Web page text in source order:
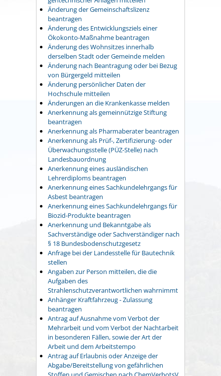
Änderung der Gemeinschaftslizenz
beantragen
Änderung des Entwicklungsziels einer
Ökokonto-Maßnahme beantragen
Änderung des Wohnsitzes innerhalb
derselben Stadt oder Gemeinde melden
Änderung nach Beantragung oder bei Bezug
von Bürgergeld mitteilen
Änderung persönlicher Daten der
Hochschule mitteilen
Änderungen an die Krankenkasse melden
Anerkennung als gemeinnützige Stiftung
beantragen
Anerkennung als Pharmaberater beantragen
Anerkennung als Prüf-, Zertifizierung- oder
Überwachungsstelle (PÜZ-Stelle) nach
Landesbauordnung
Anerkennung eines ausländischen
Lehrerdiploms beantragen
Anerkennung eines Sachkundelehrgangs für
Asbest beantragen
Anerkennung eines Sachkundelehrgangs für
Biozid-Produkte beantragen
Anerkennung und Bekanntgabe als
Sachverständige oder Sachverständiger nach
§ 18 Bundesbodenschutzgesetz
Anfrage bei der Landesstelle für Bautechnik
stellen
Angaben zur Person mitteilen, die die
Aufgaben des
Strahlenschutzverantwortlichen wahrnimmt
Anhänger Kraftfahrzeug - Zulassung
beantragen
Antrag auf Ausnahme vom Verbot der
Mehrarbeit und vom Verbot der Nachtarbeit
in besonderen Fällen, sowie der Art der
Arbeit und dem Arbeitstempo
Antrag auf Erlaubnis oder Anzeige der
Abgabe/Bereitstellung von gefährlichen